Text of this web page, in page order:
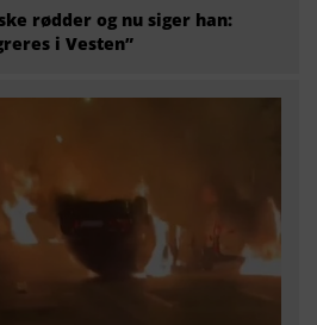
rødder og nu siger han:
i Vesten”